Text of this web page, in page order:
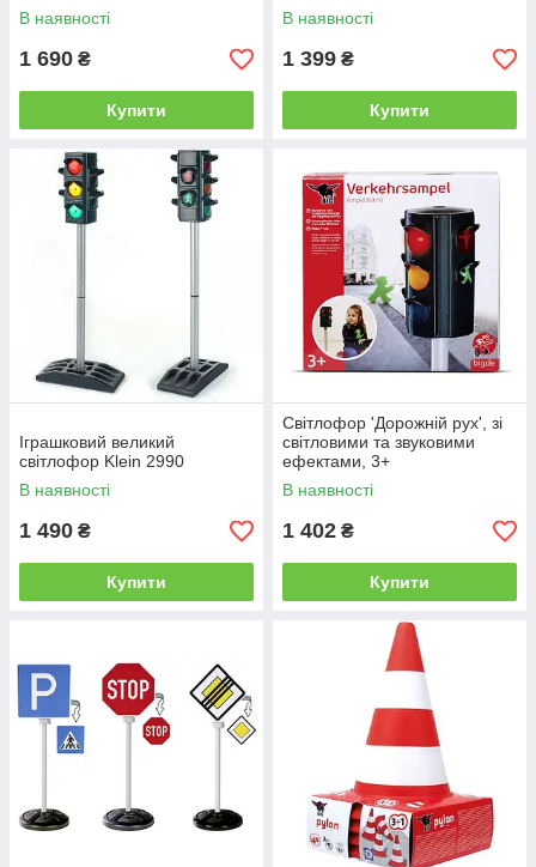
В наявності
1 690 ₴
Купити
В наявності
1 399 ₴
Купити
Іграшковий великий
світлофор Klein 2990
В наявності
1 490 ₴
Купити
Свiтлофор 'Дорожнiй рух', зi
свiтловими та звуковими
ефектами, 3+
В наявності
1 402 ₴
Купити